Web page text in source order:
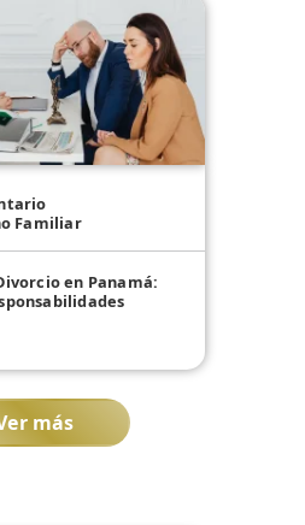
Familiar
en Panamá:
más